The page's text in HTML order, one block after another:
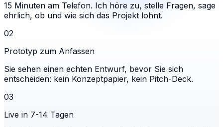
15 Minuten am Telefon. Ich höre zu, stelle Fragen, sage
ehrlich, ob und wie sich das Projekt lohnt.
02
Prototyp zum Anfassen
Sie sehen einen echten Entwurf, bevor Sie sich
entscheiden: kein Konzeptpapier, kein Pitch-Deck.
03
Live in 7-14 Tagen